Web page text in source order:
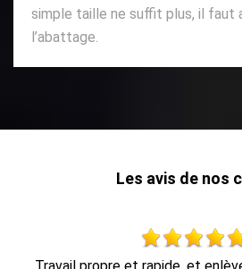
simple taille ne suffit plus, il faut
l’abattage.
Les avis de nos